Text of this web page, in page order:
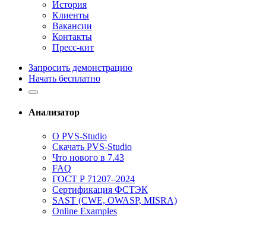
История
Клиенты
Вакансии
Контакты
Пресс-кит
Запросить демонстрацию
Начать бесплатно
Анализатор
О PVS-Studio
Скачать PVS-Studio
Что нового в 7.43
FAQ
ГОСТ Р 71207–2024
Сертификация ФСТЭК
SAST (CWE, OWASP, MISRA)
Online Examples